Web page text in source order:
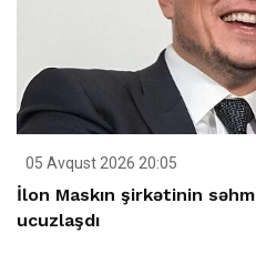
05 Avqust 2026 20:05
İlon Maskın şirkətinin
ucuzlaşdı